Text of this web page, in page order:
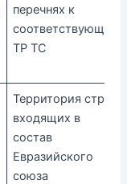
перечнях к
соответствующим
ТР ТС
Территория стран,
входящих в
состав
Евразийского
союза